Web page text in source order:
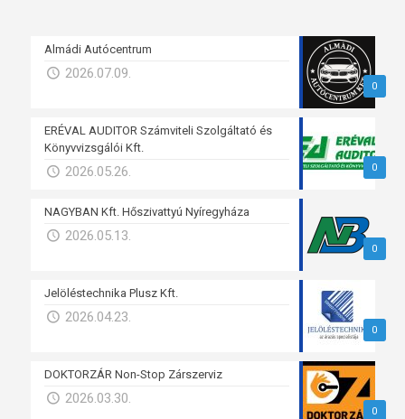
0
Almádi Autócentrum
2026.07.09.
0
ERÉVAL AUDITOR Számviteli Szolgáltató és
Könyvvizsgálói Kft.
2026.05.26.
0
NAGYBAN Kft. Hőszivattyú Nyíregyháza
2026.05.13.
0
Jelöléstechnika Plusz Kft.
2026.04.23.
0
DOKTORZÁR Non-Stop Zárszerviz
2026.03.30.